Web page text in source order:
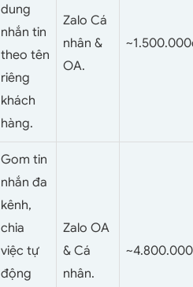
dung
nhắn tin
theo tên
riêng
khách
hàng.
Zalo Cá
nhân &
OA.
Gom tin
nhắn đa
kênh,
chia
việc tự
động
Zalo OA
& Cá
nhân.